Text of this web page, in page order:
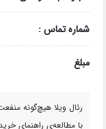
شماره تماس :
مبلغ
رئال ویلا هیچ‌گونه
با مطالعه‌ی راهنمای